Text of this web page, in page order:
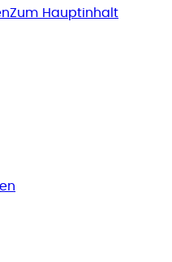
Zum Hauptinhalt